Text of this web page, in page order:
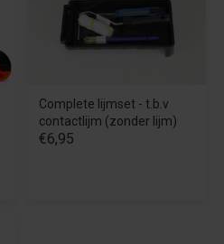
Complete lijmset - t.b.v
contactlijm (zonder lijm)
€6,95